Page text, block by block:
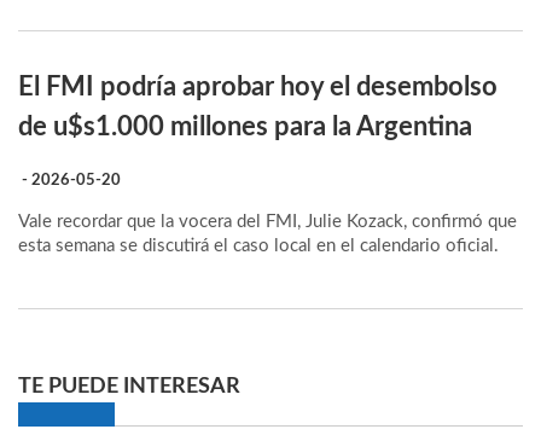
El FMI podría aprobar hoy el desembolso
de u$s1.000 millones para la Argentina
- 2026-05-20
Vale recordar que la vocera del FMI, Julie Kozack, confirmó que
esta semana se discutirá el caso local en el calendario oficial.
TE PUEDE INTERESAR